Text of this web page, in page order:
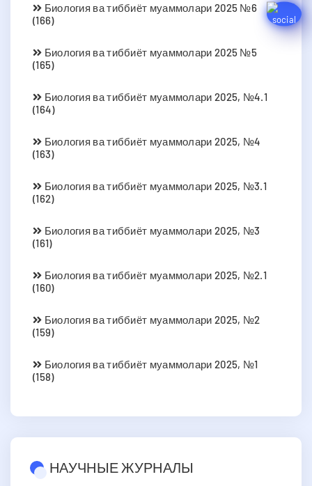
Биология ва тиббиёт муаммолари 2025 №6
(166)
Биология ва тиббиёт муаммолари 2025 №5
(165)
Биология ва тиббиёт муаммолари 2025, №4.1
(164)
Биология ва тиббиёт муаммолари 2025, №4
(163)
Биология ва тиббиёт муаммолари 2025, №3.1
(162)
Биология ва тиббиёт муаммолари 2025, №3
(161)
Биология ва тиббиёт муаммолари 2025, №2.1
(160)
Биология ва тиббиёт муаммолари 2025, №2
(159)
Биология ва тиббиёт муаммолари 2025, №1
(158)
НАУЧНЫЕ ЖУРНАЛЫ